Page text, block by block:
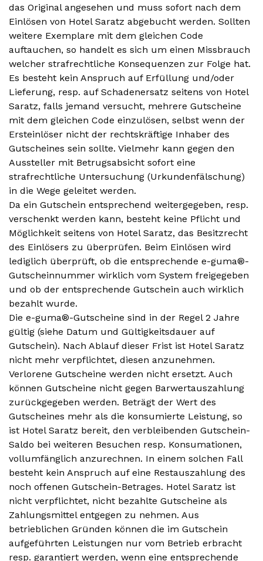
das Original angesehen und muss sofort nach dem
Einlösen von Hotel Saratz abgebucht werden. Sollten
weitere Exemplare mit dem gleichen Code
auftauchen, so handelt es sich um einen Missbrauch
welcher strafrechtliche Konsequenzen zur Folge hat.
Es besteht kein Anspruch auf Erfüllung und/oder
Lieferung, resp. auf Schadenersatz seitens von Hotel
Saratz, falls jemand versucht, mehrere Gutscheine
mit dem gleichen Code einzulösen, selbst wenn der
Ersteinlöser nicht der rechtskräftige Inhaber des
Gutscheines sein sollte. Vielmehr kann gegen den
Aussteller mit Betrugsabsicht sofort eine
strafrechtliche Untersuchung (Urkundenfälschung)
in die Wege geleitet werden.
Da ein Gutschein entsprechend weitergegeben, resp.
verschenkt werden kann, besteht keine Pflicht und
Möglichkeit seitens von Hotel Saratz, das Besitzrecht
des Einlösers zu überprüfen. Beim Einlösen wird
lediglich überprüft, ob die entsprechende e-guma®-
Gutscheinnummer wirklich vom System freigegeben
und ob der entsprechende Gutschein auch wirklich
bezahlt wurde.
Die e-guma®-Gutscheine sind in der Regel 2 Jahre
gültig (siehe Datum und Gültigkeitsdauer auf
Gutschein). Nach Ablauf dieser Frist ist Hotel Saratz
nicht mehr verpflichtet, diesen anzunehmen.
Verlorene Gutscheine werden nicht ersetzt. Auch
können Gutscheine nicht gegen Barwertauszahlung
zurückgegeben werden. Beträgt der Wert des
Gutscheines mehr als die konsumierte Leistung, so
ist Hotel Saratz bereit, den verbleibenden Gutschein-
Saldo bei weiteren Besuchen resp. Konsumationen,
vollumfänglich anzurechnen. In einem solchen Fall
besteht kein Anspruch auf eine Restauszahlung des
noch offenen Gutschein-Betrages. Hotel Saratz ist
nicht verpflichtet, nicht bezahlte Gutscheine als
Zahlungsmittel entgegen zu nehmen. Aus
betrieblichen Gründen können die im Gutschein
aufgeführten Leistungen nur vom Betrieb erbracht
resp. garantiert werden, wenn eine entsprechende